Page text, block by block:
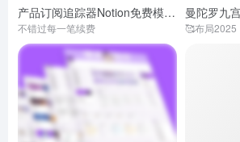
产品订阅追踪器Notion免费模板 - 免费版
不错过每一笔续费
🥰布局2025